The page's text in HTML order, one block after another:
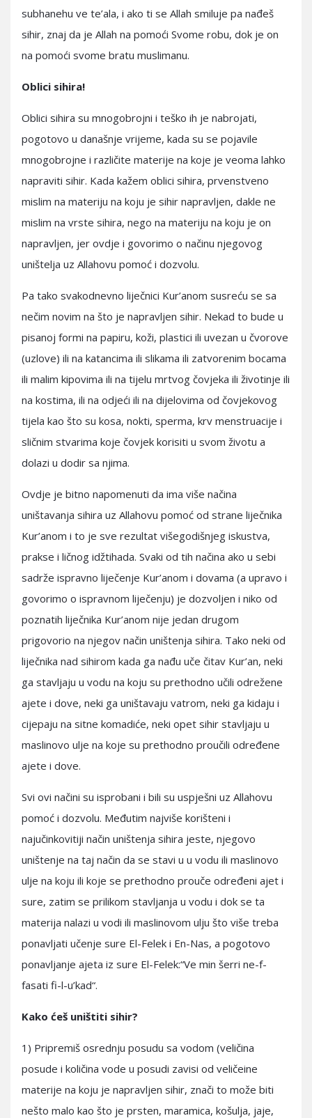
subhanehu ve te’ala, i ako ti se Allah smiluje pa nađeš
sihir, znaj da je Allah na pomoći Svome robu, dok je on
na pomoći svome bratu muslimanu.
Oblici sihira!
Oblici sihira su mnogobrojni i teško ih je nabrojati,
pogotovo u današnje vrijeme, kada su se pojavile
mnogobrojne i različite materije na koje je veoma lahko
napraviti sihir. Kada kažem oblici sihira, prvenstveno
mislim na materiju na koju je sihir napravljen, dakle ne
mislim na vrste sihira, nego na materiju na koju je on
napravljen, jer ovdje i govorimo o načinu njegovog
uništelja uz Allahovu pomoć i dozvolu.
Pa tako svakodnevno liječnici Kur’anom susreću se sa
nečim novim na što je napravljen sihir. Nekad to bude u
pisanoj formi na papiru, koži, plastici ili uvezan u čvorove
(uzlove) ili na katancima ili slikama ili zatvorenim bocama
ili malim kipovima ili na tijelu mrtvog čovjeka ili životinje ili
na kostima, ili na odjeći ili na dijelovima od čovjekovog
tijela kao što su kosa, nokti, sperma, krv menstruacije i
sličnim stvarima koje čovjek korisiti u svom životu a
dolazi u dodir sa njima.
Ovdje je bitno napomenuti da ima više načina
uništavanja sihira uz Allahovu pomoć od strane liječnika
Kur’anom i to je sve rezultat višegodišnjeg iskustva,
prakse i ličnog idžtihada. Svaki od tih načina ako u sebi
sadrže ispravno liječenje Kur’anom i dovama (a upravo i
govorimo o ispravnom liječenju) je dozvoljen i niko od
poznatih liječnika Kur’anom nije jedan drugom
prigovorio na njegov način uništenja sihira. Tako neki od
liječnika nad sihirom kada ga nađu uče čitav Kur’an, neki
ga stavljaju u vodu na koju su prethodno učili odrežene
ajete i dove, neki ga uništavaju vatrom, neki ga kidaju i
cijepaju na sitne komadiće, neki opet sihir stavljaju u
maslinovo ulje na koje su prethodno proučili određene
ajete i dove.
Svi ovi načini su isprobani i bili su uspješni uz Allahovu
pomoć i dozvolu. Međutim najviše korišteni i
najučinkovitiji način uništenja sihira jeste, njegovo
uništenje na taj način da se stavi u u vodu ili maslinovo
ulje na koju ili koje se prethodno prouče određeni ajet i
sure, zatim se prilikom stavljanja u vodu i dok se ta
materija nalazi u vodi ili maslinovom ulju što više treba
ponavljati učenje sure El-Felek i En-Nas, a pogotovo
ponavljanje ajeta iz sure El-Felek:“Ve min šerri ne-f-
fasati fi-l-u’kad“.
Kako ćeš uništiti sihir?
1) Pripremiš osrednju posudu sa vodom (veličina
posude i količina vode u posudi zavisi od veličeine
materije na koju je napravljen sihir, znači to može biti
nešto malo kao što je prsten, maramica, košulja, jaje,